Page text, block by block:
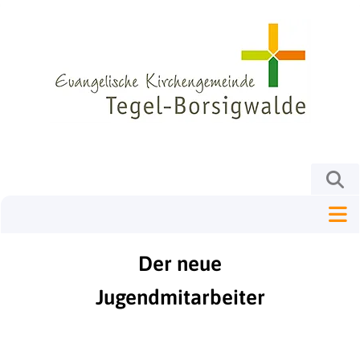
Der neue
Jugendmitarbeiter